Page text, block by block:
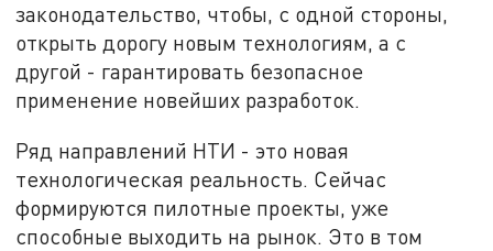
законодательство, чтобы, с одной стороны,
открыть дорогу новым технологиям, а с
другой - гарантировать безопасное
применение новейших разработок.
Ряд направлений НТИ - это новая
технологическая реальность. Сейчас
формируются пилотные проекты, уже
способные выходить на рынок. Это в том